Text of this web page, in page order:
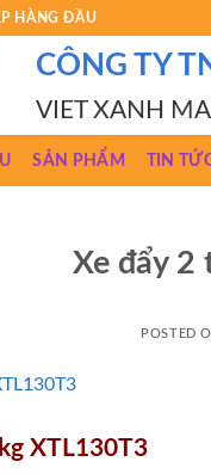
HÀNG ĐẦU
CÔNG TY
VIET XANH
SẢN PHẨM TIN
Xe đẩy 2
POSTED
XTL130T3